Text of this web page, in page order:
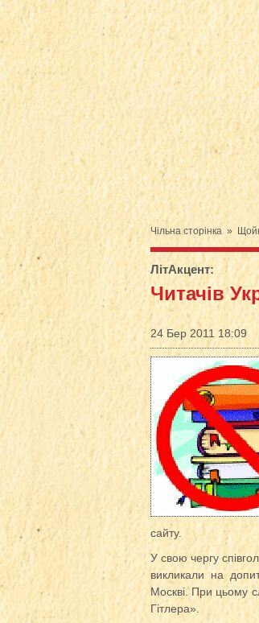
Чільна сторінка »
ЛітАкцент:
Читачів
24 Бер 2011 18:09
сайту.
У свою чергу
викликали на
Москві. При цьому
Гітлера».